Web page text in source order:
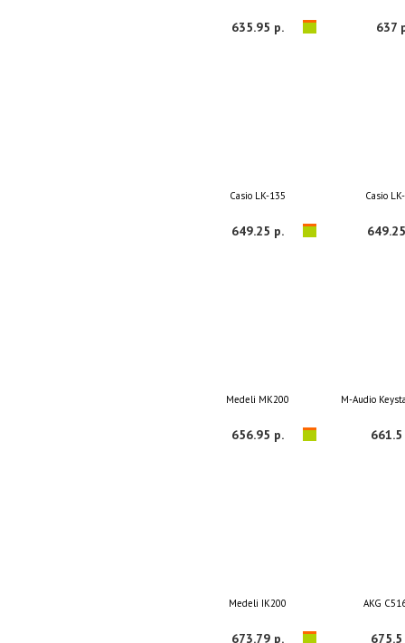
635.95 р. 637
Casio LK-135
649.25 р.
Casio
Medeli MK200
656.95 р.
M-Audio
661.5
Medeli IK200
673.79 р.
AKG
675.5